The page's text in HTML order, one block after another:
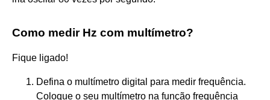
Como medir Hz com multímetro?
Fique ligado!
Defina o multímetro digital para medir frequência.
Coloque o seu multímetro na função frequência